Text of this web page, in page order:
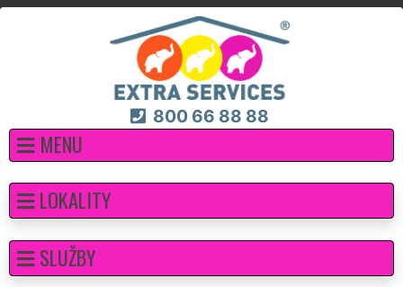
800 66 88 88
MENU
LOKALITY
SLUŽBY